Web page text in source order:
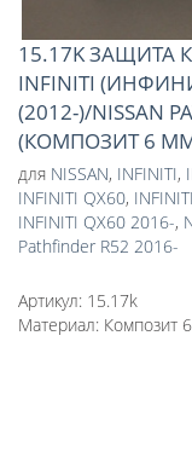
15.17K ЗАЩИТА
INFINITI
(2012-)/NISSAN
(КОМПОЗИТ 6
для NISSAN, INFINITI,
INFINITI QX60,
INFINITI QX60 2016-,
Pathfinder R52 2016-
Артикул: 15.17k
Материал: Композит